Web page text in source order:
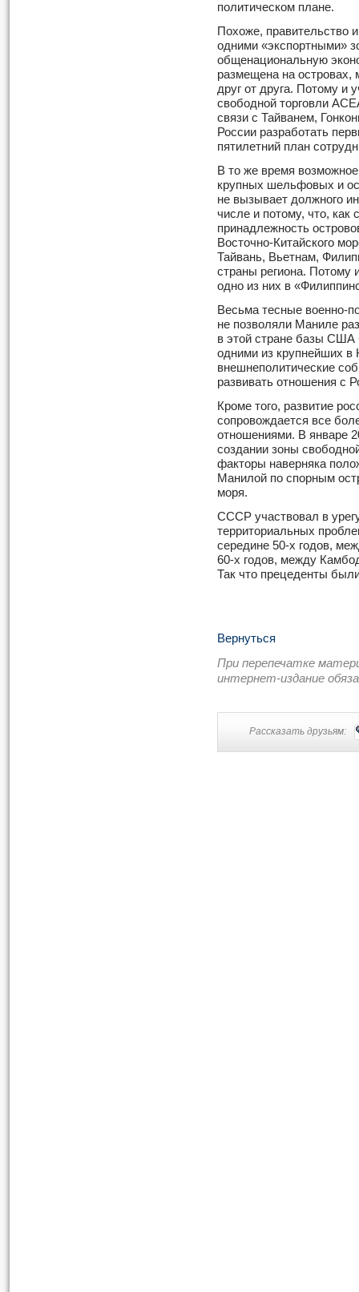
политическом плане.
Похоже, правительство
одними «экспортными»
общенациональную
размещена на островах,
друг от друга. Потому и
свободной торговли
связи с Тайванем,
России разработать
пятилетний план
В то же время
крупных шельфовых и
не вызывает должного
числе и потому, что,
принадлежность
Восточно-Китайского
Тайвань, Вьетнам,
страны региона. Потому
одно из них в
Весьма тесные военно-
не позволяли Маниле
в этой стране базы США
одними из крупнейших
внешнеполитические
развивать отношения с
Кроме того, развитие
сопровождается все
отношениями. В январе
создании зоны
факторы наверняка
Манилой по спорным
моря.
СССР участвовал в
территориальных
середине 50-х годов,
60-х годов, между
Так что прецеденты
Вернуться
При перепечатке
интернет-издание
Рассказать друзьям: